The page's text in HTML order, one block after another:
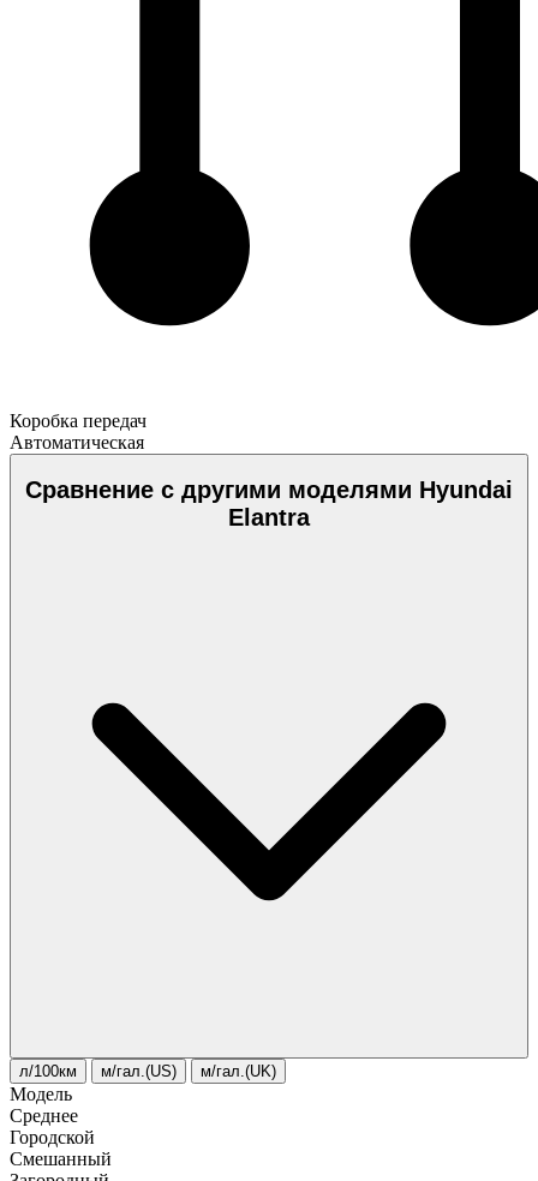
Коробка передач
Автоматическая
Сравнение с другими моделями Hyundai
Elantra
л/100км м/гал.(US) м/гал.(UK)
Модель
Среднее
Городской
Смешанный